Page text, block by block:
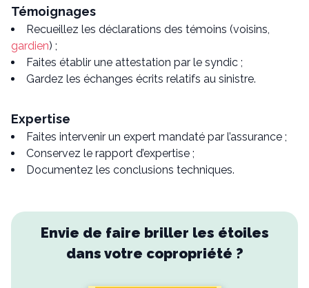
Témoignages
Recueillez les déclarations des témoins (voisins,
gardien) ;
Faites établir une attestation par le syndic ;
Gardez les échanges écrits relatifs au sinistre.
Expertise
Faites intervenir un expert mandaté par l’assurance ;
Conservez le rapport d’expertise ;
Documentez les conclusions techniques.
Envie de faire briller les étoiles
dans votre copropriété ?